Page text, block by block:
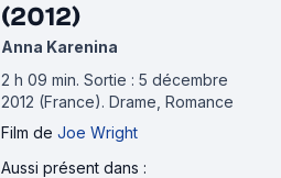
(2012)
Anna Karenina
2 h 09 min. Sortie : 5 décembre
2012 (France). Drame, Romance
Film de Joe Wright
Aussi présent dans :